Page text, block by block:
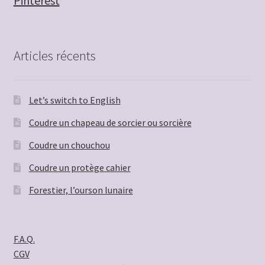
Articles récents
Let’s switch to English
Coudre un chapeau de sorcier ou sorcière
Coudre un chouchou
Coudre un protège cahier
Forestier, l’ourson lunaire
F.A.Q.
CGV